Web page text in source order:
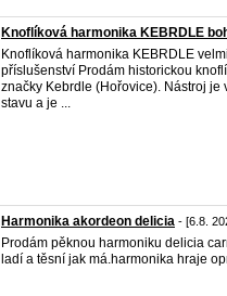
Knoflíková harmonika KEBRDLE
Knoflíková harmonika KEBRDLE
příslušenství Prodám historickou
značky Kebrdle (Hořovice). Nástroj
stavu a je ...
Harmonika akordeon delicia - [6.8.
Prodám pěknou harmoniku delicia
ladí a těsní jak má.harmonika hraje